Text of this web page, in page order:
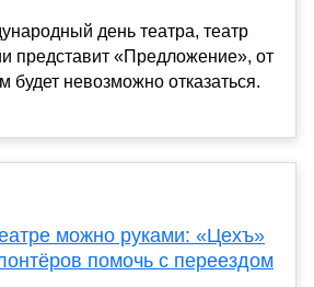
день театра, театр
представит «Предложение», от
будет невозможно отказаться.
можно руками: «Цехъ»
помочь с переездом